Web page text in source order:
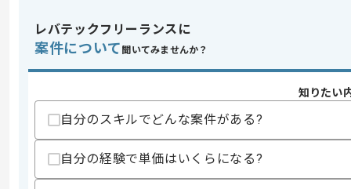
上記に似た経験やスキルをお持ちであれば
精算条件
有
レバテックフリーランスに
案件について 聞いてみませんか？
知りたい
自分のスキルでどんな案件がある?
自分の経験で単価はいくらになる?